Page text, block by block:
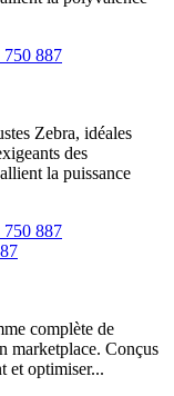
750 887
Zebra, idéales
des
la puissance
750 887
complète de
marketplace. Conçus
et optimiser...